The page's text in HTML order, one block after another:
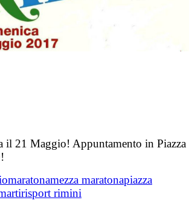
il 21 Maggio! Appuntamento in Piazza
maratonamezza maratonapiazza
sport rimini